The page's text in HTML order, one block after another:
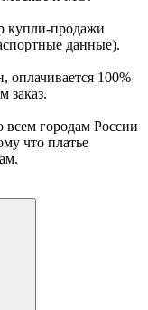
купли-продажи
данные).
оплачивается 100%
заказ.
городам России
что платье